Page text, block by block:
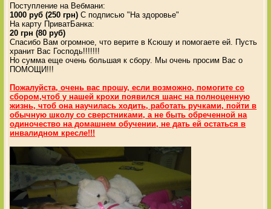
Поступление на Вебмани:
1000 руб (250 грн) C подписью "На здоровье"
На карту ПриватБанка:
20 грн (80 руб)
Спасибо Вам огромное, что верите в Ксюшу и помогаете ей. Пусть
хранит Вас Господь!!!!!!!
Но сумма еще очень большая к сбору. Мы очень просим Вас о
ПОМОЩИ!!!
Пожалуйста, очень вас прошу, если возможно, помогите со
сбором,чтоб у нашей крохи появился шанс на полноценную
жизнь, чтоб она научилась ходить, работать ручками, пойти в
обычную школу со сверстниками, а не быть обреченной на
одиночество на домашнем обучении, не дать ей остаться в
инвалидном кресле!!!